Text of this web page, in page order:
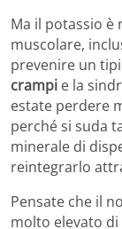
Ma il potassio è
muscolare,
prevenire un
crampi e la
estate perdere
perché si suda
minerale di
reintegrarlo
Pensate che il
molto elevato